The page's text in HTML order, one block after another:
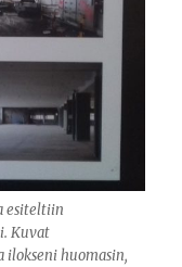
esiteltiin
Kuvat
ilokseni huomasin,